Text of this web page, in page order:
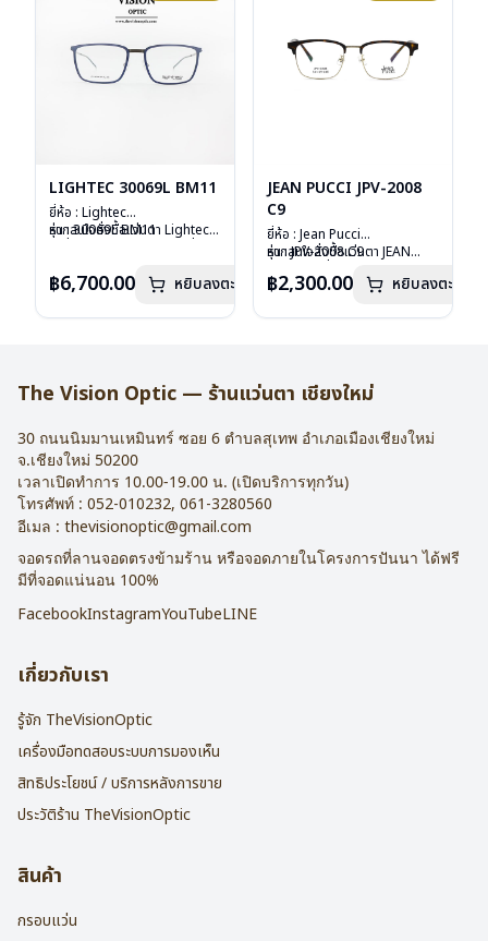
LIGHTEC 30069L BM11
ยี่ห้อ : Lightec
รุ่น : 30069L BM11
บานพับ : ไม่มีสปริง
อุปกรณ์ : กล่องแว่น, ผ้าเช็ดแว่น
น้ำหนัก : 16 กรัม
หากสนใจสั่งชื้อแว่นตา Lightec
฿6,700.00 หยิบลงตะกร้า
JEAN PUCCI JPV-2008
C9
ยี่ห้อ : Jean Pucci
รุ่น : JPV-2008 C9
เลนส์ : Demo Lens
น้ำหนัก : 21 กรัม
หากสนใจสั่งชื้อแว่นตา JEAN
รายการที่ได้ลงไว้กรุณาติดต่อเรา
฿2,300.00 หยิบลงตะกร้า
The Vision Optic — ร้านแว่นตา เชียงใหม่
30 ถนนนิมมานเหมินทร์ ซอย 6 ตำบลสุเทพ อำเภอเมืองเชียงใหม่
จ.เชียงใหม่ 50200
เวลาเปิดทำการ 10.00-19.00 น. (เปิดบริการทุกวัน)
โทรศัพท์ : 052-010232, 061-3280560
อีเมล : thevisionoptic@gmail.com
จอดรถที่ลานจอดตรงข้ามร้าน หรือจอดภายในโครงการปันนา ได้ฟรี
มีที่จอดแน่นอน 100%
FacebookInstagramYouTubeLINE
เกี่ยวกับเรา
รู้จัก TheVisionOptic
เครื่องมือทดสอบระบบการมองเห็น
สิทธิประโยชน์ / บริการหลังการขาย
ประวัติร้าน TheVisionOptic
สินค้า
กรอบแว่น